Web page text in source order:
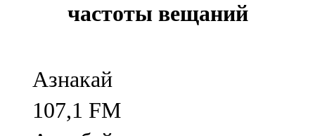
частоты вещаний
Азнакай
107,1 FM